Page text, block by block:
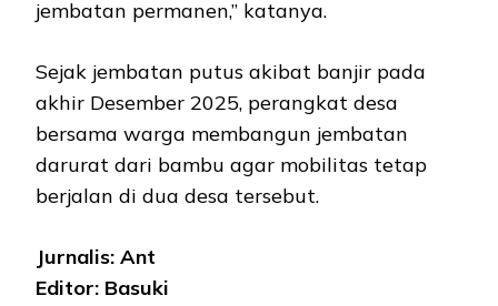
jembatan permanen,” katanya.
Sejak jembatan putus akibat banjir pada
akhir Desember 2025, perangkat desa
bersama warga membangun jembatan
darurat dari bambu agar mobilitas tetap
berjalan di dua desa tersebut.
Jurnalis: Ant
Editor: Basuki